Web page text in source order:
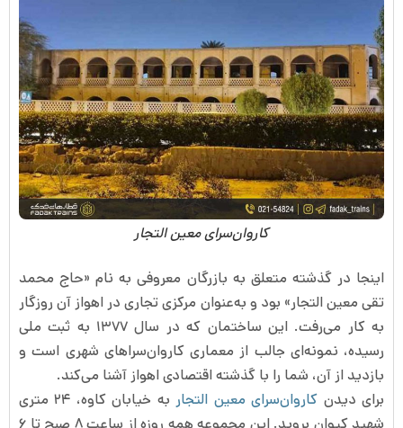
کاروان‌سرای معین التجار
اینجا در گذشته متعلق به بازرگان معروفی به نام «حاج محمد
تقی معین التجار» بود و به‌عنوان مرکزی تجاری در اهواز آن روزگار
به کار می‌رفت. این ساختمان که در سال ۱۳۷۷ به ثبت ملی
رسیده، نمونه‌ای جالب از معماری کاروان‌سراهای شهری است و
بازدید از آن، شما را با گذشته اقتصادی اهواز آشنا می‌کند.
برای دیدن کاروان‌سرای معین التجار
به خیابان کاوه، ۲۴ متری